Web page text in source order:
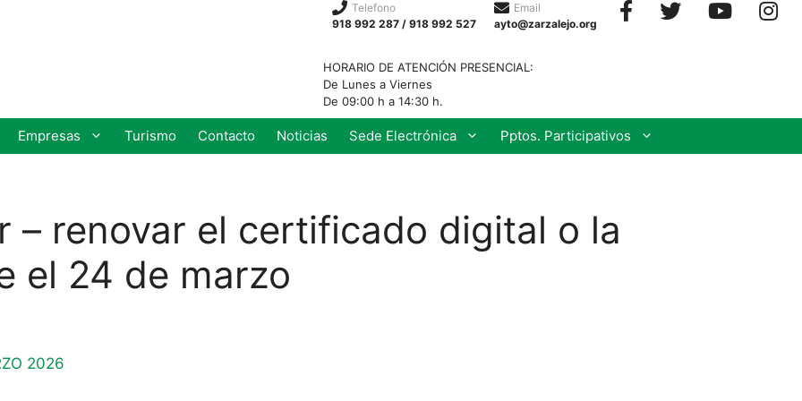
Telefono
918 992 287 / 918 992 527
Email
ayto@zarzalejo.org
HORARIO DE ATENCIÓN PRESENCIAL:
De Lunes a Viernes
De 09:00 h a 14:30 h.
Empresas Turismo Contacto Noticias Sede Electrónica Pptos. Participativos
– renovar el certificado digital o la
el 24 de marzo
2026